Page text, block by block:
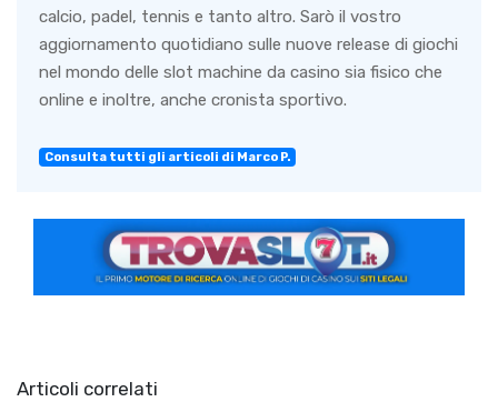
calcio, padel, tennis e tanto altro. Sarò il vostro
aggiornamento quotidiano sulle nuove release di giochi
nel mondo delle slot machine da casino sia fisico che
online e inoltre, anche cronista sportivo.
Consulta tutti gli articoli di Marco P.
Articoli correlati